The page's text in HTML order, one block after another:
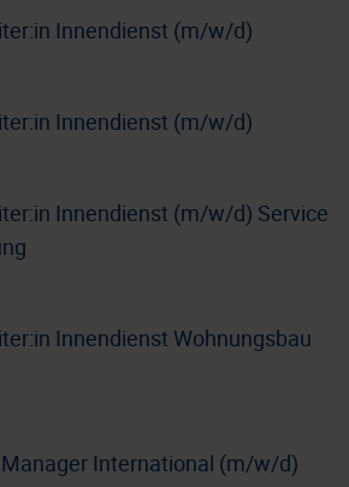
Innendienst (m/w/d)
Innendienst (m/w/d)
Innendienst (m/w/d) Service
Innendienst Wohnungsbau
International (m/w/d)